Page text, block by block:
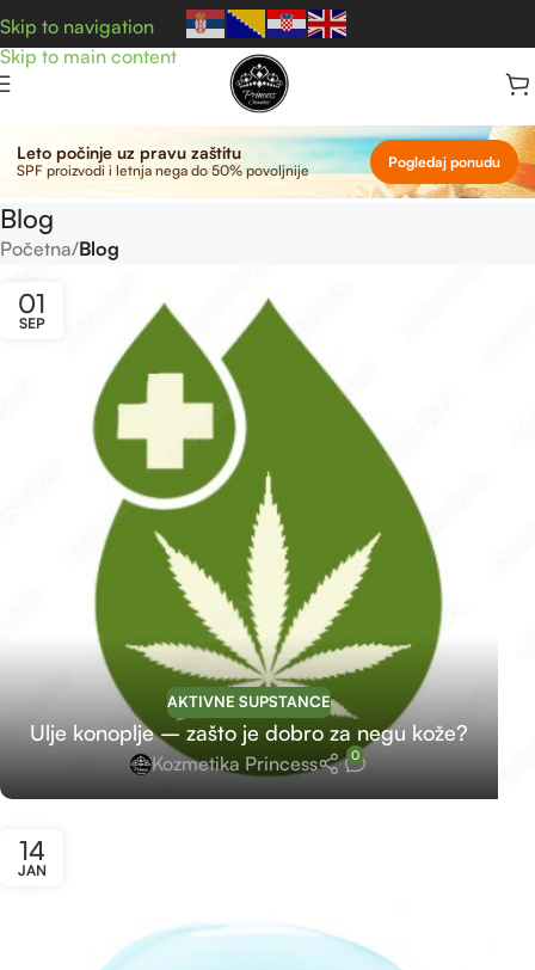
Skip to navigation
Skip to main content
Leto počinje uz pravu zaštitu
SPF proizvodi i letnja nega do 50% povoljnije Pogledaj ponudu
Blog
Početna/Blog
01
SEP
AKTIVNE SUPSTANCE
Ulje konoplje – zašto je dobro za negu kože?
Kozmetika Princess 0
14
JAN